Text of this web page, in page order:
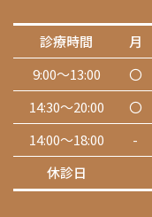
診療時間 月
9:00～13:00
〇
14:30～20:00
〇
14:00～18:00
-
休診日